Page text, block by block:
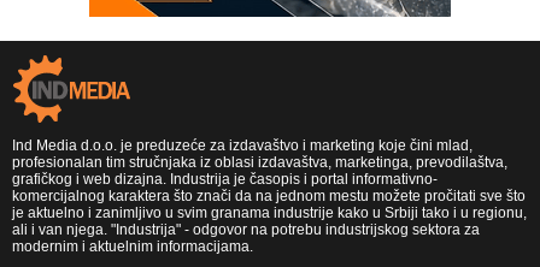
Ind Media d.o.o. je preduzeće za izdavaštvo i marketing koje čini mlad,
profesionalan tim stručnjaka iz oblasi izdavaštva, marketinga, prevodilaštva,
grafičkog i web dizajna. Industrija je časopis i portal informativno-
komercijalnog karaktera što znači da na jednom mestu možete pročitati sve što
je aktuelno i zanimljivo u svim granama industrije kako u Srbiji tako i u regionu,
ali i van njega. "Industrija" - odgovor na potrebu industrijskog sektora za
modernim i aktuelnim informacijama.